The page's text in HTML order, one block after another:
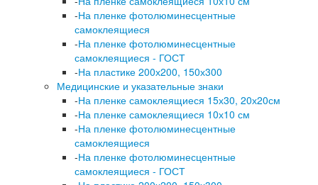
-На пленке фотолюминесцентные
самоклеящиеся
-На пленке фотолюминесцентные
самоклеящиеся - ГОСТ
-На пластике 200х200, 150х300
Медицинские и указательные знаки
-На пленке самоклеящиеся 15х30, 20х20см
-На пленке самоклеящиеся 10х10 см
-На пленке фотолюминесцентные
самоклеящиеся
-На пленке фотолюминесцентные
самоклеящиеся - ГОСТ